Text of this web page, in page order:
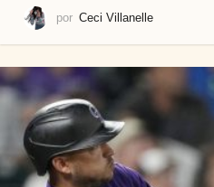
por Ceci Villanelle